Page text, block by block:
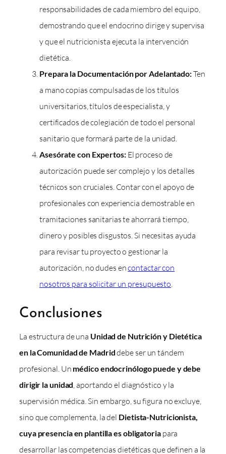
responsabilidades de cada miembro del equipo,
demostrando que el endocrino dirige y supervisa
y que el nutricionista ejecuta la intervención
dietética.
Prepara la Documentación por Adelantado:Ten
a mano copias compulsadas de los títulos
universitarios, títulos de especialista, y
certificados de colegiación de todo el personal
sanitario que formará parte de la unidad.
Asesórate con Expertos:El proceso de
autorización puede ser complejo y los detalles
técnicos son cruciales. Contar con el apoyo de
profesionales con experiencia demostrable en
tramitaciones sanitarias te ahorrará tiempo,
dinero y posibles disgustos. Si necesitas ayuda
para revisar tu proyecto o gestionar la
autorización, no dudes encontactar con
nosotros para solicitar un presupuesto.
Conclusiones
La estructura de una Unidad de Nutrición y Dietética
en la Comunidad de Madriddebe ser un tándem
profesional. Un médico endocrinólogo puede y debe
dirigir la unidad , aportando el diagnóstico y la
supervisión médica. Sin embargo, su figura no excluye,
sino que complementa, la del Dietista-Nutricionista,
cuya presencia en plantilla es obligatoriapara
desarrollar las competencias dietéticas que definen a la